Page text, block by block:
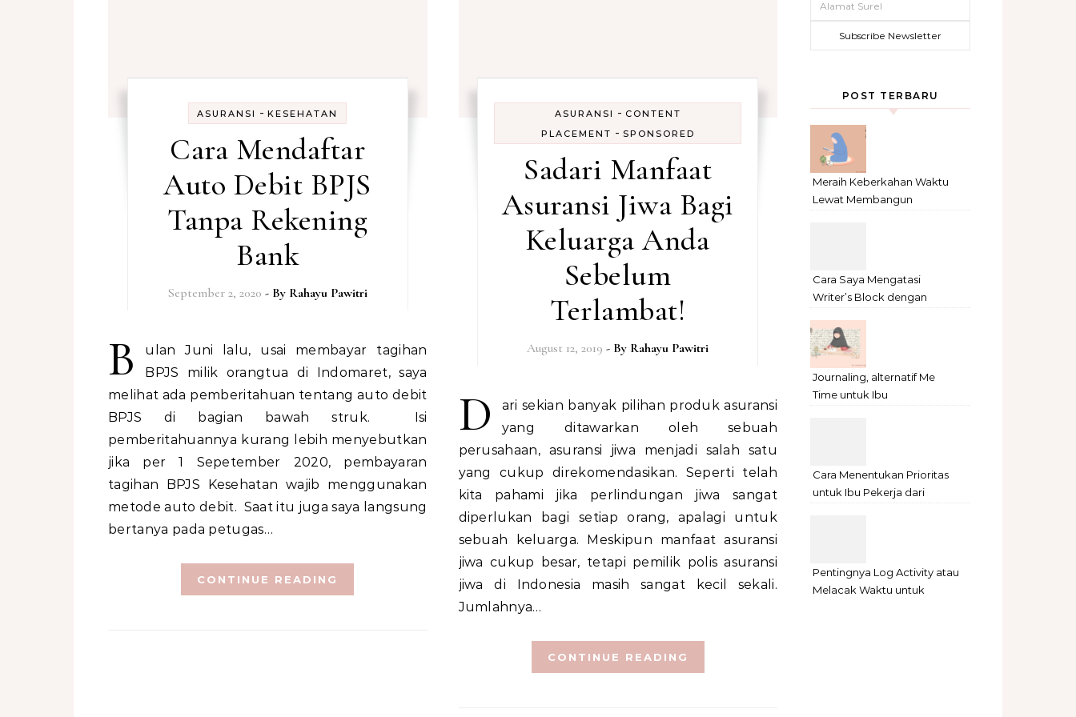
ASURANSI -KESEHATAN
Cara Mendaftar
Auto Debit BPJS
Tanpa Rekening
Bank
September 2, 2020 - By Rahayu Pawitri
B
ulan Juni lalu, usai membayar tagihan
BPJS milik orangtua di Indomaret, saya
melihat ada pemberitahuan tentang auto debit
BPJS di bagian bawah struk. Isi
pemberitahuannya kurang lebih menyebutkan
jika per 1 Sepetember 2020, pembayaran
tagihan BPJS Kesehatan wajib menggunakan
metode auto debit. Saat itu juga saya langsung
bertanya pada petugas…
CONTINUE READING
ASURANSI - CONTENT
PLACEMENT - SPONSORED
Sadari Manfaat
Asuransi Jiwa Bagi
Keluarga Anda
Sebelum
Terlambat!
August 12, 2019 - By Rahayu Pawitri
D
ari sekian banyak pilihan produk asuransi
yang ditawarkan oleh sebuah
perusahaan, asuransi jiwa menjadi salah satu
yang cukup direkomendasikan. Seperti telah
kita pahami jika perlindungan jiwa sangat
diperlukan bagi setiap orang, apalagi untuk
sebuah keluarga. Meskipun manfaat asuransi
jiwa cukup besar, tetapi pemilik polis asuransi
jiwa di Indonesia masih sangat kecil sekali.
Jumlahnya…
CONTINUE READING
POST TERBARU
Meraih Keberkahan Waktu
Lewat Membangun
Cara Saya Mengatasi
Writer’s Block dengan
Journaling, alternatif Me
Time untuk Ibu
Cara Menentukan Prioritas
untuk Ibu Pekerja dari
Pentingnya Log Activity atau
Melacak Waktu untuk